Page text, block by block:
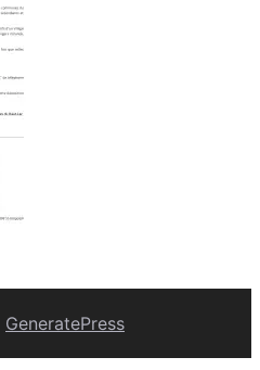
GeneratePress